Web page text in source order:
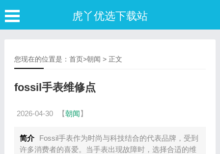
虎丫优选下载站
您现在的位置是： 首页>朝闻 > 正文
fossil手表维修点
2026-04-30 【朝闻】
简介
Fossil手表作为时尚与科技结合的代表品牌，受到
许多消费者的喜爱。当手表出现故障时，选择合适的维